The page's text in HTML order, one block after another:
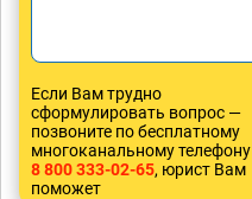
Если Вам трудно
сформулировать вопрос —
позвоните по бесплатному
многоканальному телефону
8 800 333-02-65, юрист Вам
поможет